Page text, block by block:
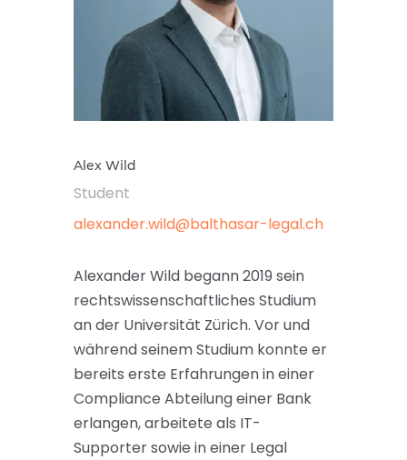
Alex Wild
Student
alexander.wild@balthasar-legal.ch
Alexander Wild begann 2019 sein
rechtswissenschaftliches Studium
an der Universität Zürich. Vor und
während seinem Studium konnte er
bereits erste Erfahrungen in einer
Compliance Abteilung einer Bank
erlangen, arbeitete als IT-
Supporter sowie in einer Legal